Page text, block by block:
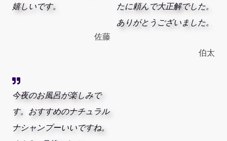
嬉しいです。
佐藤
たに頼んで大正解でした。
ありがとうございました。
伯太
今夜のお風呂が楽しみで
す。おすすめのナチュラル
ナシャンプーいいですね。